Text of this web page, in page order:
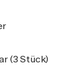
(3 Stück)